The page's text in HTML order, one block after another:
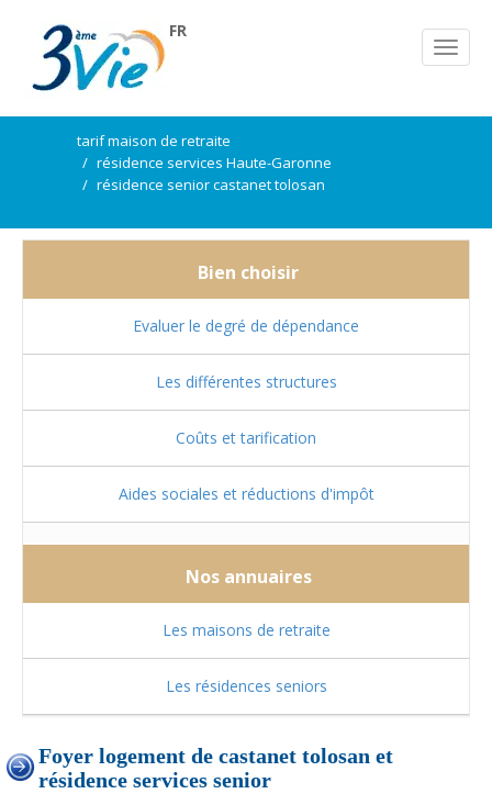
FR
tarif maison de retraite
résidence services Haute-Garonne
résidence senior castanet tolosan
Bien choisir
Evaluer le degré de dépendance
Les différentes structures
Coûts et tarification
Aides sociales et réductions d'impôt
Nos annuaires
Les maisons de retraite
Les résidences seniors
Foyer logement de castanet tolosan et
résidence services senior